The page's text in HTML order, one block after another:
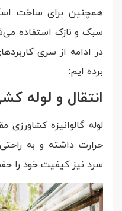
همچنین برای ساخت
سبک و نازک استفاده
در ادامه از سری
برده ایم:
انتقال و لوله
لوله گالوانیزه کشاورزی
حرارت داشته و به
سرد نیز کیفیت خود را